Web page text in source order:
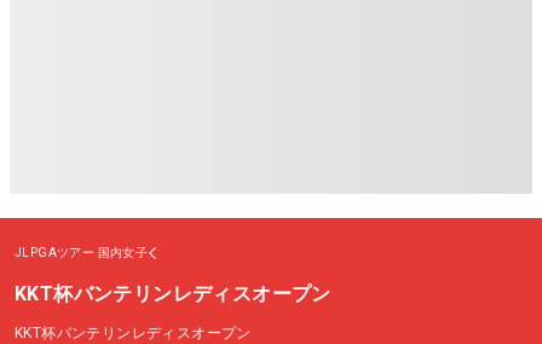
JLPGAツアー 国内女子
KKT杯バンテリンレディスオープン
KKT杯バンテリンレディスオープン